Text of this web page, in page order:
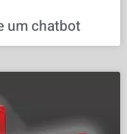
um chatbot